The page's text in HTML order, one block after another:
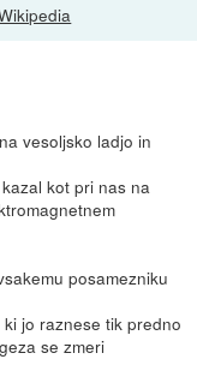
vesoljsko ladjo in
kot pri nas na
posamezniku
jo raznese tik predno
se zmeri